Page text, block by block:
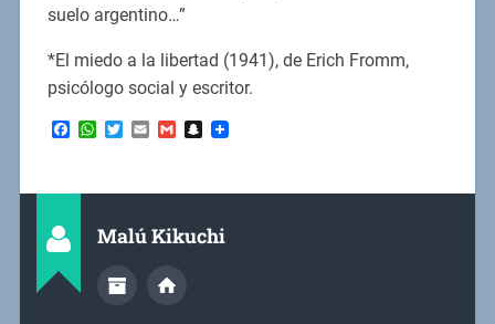
suelo argentino…”
*El miedo a la libertad (1941), de Erich Fromm,
psicólogo social y escritor.
Facebook
WhatsApp
Twitter
EmailGmailSnapchat
Malú Kikuchi